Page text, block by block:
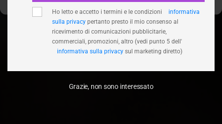
Ho letto e accetto i termini e le condizioni
informativa
sulla privacy pertanto presto il mio consenso al
ricevimento di comunicazioni pubblicitarie,
commerciali, promozioni, altro (vedi punto 5 dell'
informativa sulla privacy sul marketing diretto)
Grazie, non sono interessato